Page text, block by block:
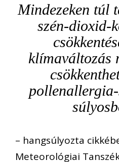
Mindezeken túl
szén-dioxid-
klímaváltozás
– hangsúlyozta
Meteorológiai